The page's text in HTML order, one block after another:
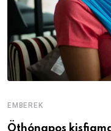
EMBEREK
Öthónapos